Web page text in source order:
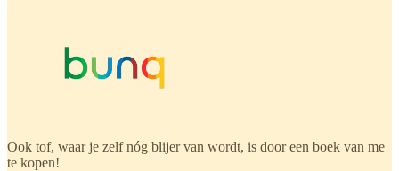
Ook tof, waar je zelf nóg blijer van wordt, is door een boek van me
te kopen!